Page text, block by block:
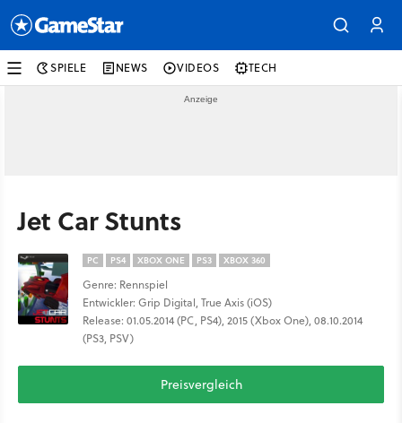
SPIELE NEWS VIDEOS TECH
Jet Car Stunts
PC PS4 XBOX ONE PS3 XBOX 360
Genre: Rennspiel
Entwickler: Grip Digital, True Axis (iOS)
Release: 01.05.2014 (PC, PS4), 2015 (Xbox One), 08.10.2014
(PS3, PSV)
Preisvergleich